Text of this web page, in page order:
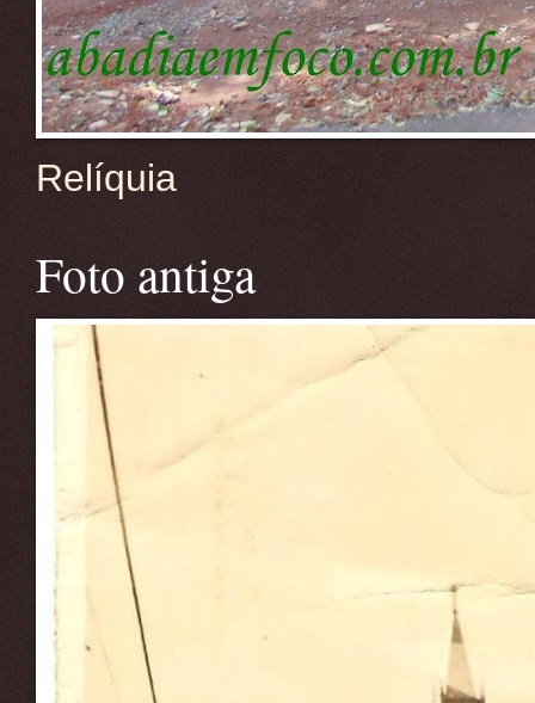
Relíquia
Foto antiga